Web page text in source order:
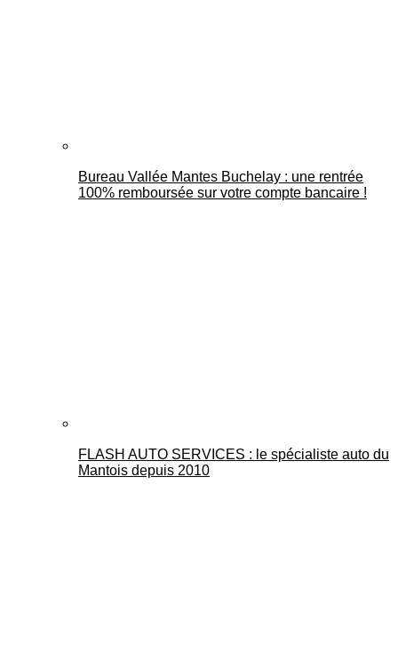
Bureau Vallée Mantes Buchelay : une rentrée
100% remboursée sur votre compte bancaire !
FLASH AUTO SERVICES : le spécialiste auto du
Mantois depuis 2010